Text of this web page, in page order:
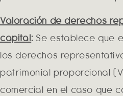
Valoración de derechos
capital: Se establece que
los derechos
patrimonial proporcional
comercial en el caso que